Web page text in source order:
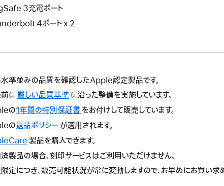
3充電ポート
4ポート x 2
準並みの品質を確認したApple認定製品です。
に 厳しい品質基準 に沿った整備を実施しています。
の1年間の特別保証書 こ
の
作
に
よ
をお付けして販売しています。
の返品ポリシーこ
の
作
に
が適用されます。
こ
の
作
製品を購入できます。
製品の場合、刻印サービスはご利用いただけません。
定につき、販売可能状況が常に変動しますので、お早めにお買い求